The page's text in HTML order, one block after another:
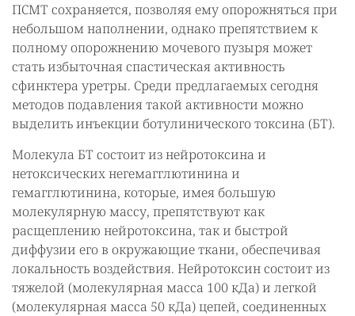
ПСМТ сохраняется, позволяя ему опорожняться при
небольшом наполнении, однако препятствием к
полному опорожнению мочевого пузыря может
стать избыточная спастическая активность
сфинктера уретры. Среди предлагаемых сегодня
методов подавления такой активности можно
выделить инъекции ботулинического токсина (БТ).
Молекула БТ состоит из нейротоксина и
нетоксических негемагглютинина и
гемагглютинина, которые, имея большую
молекулярную массу, препятствуют как
расщеплению нейротоксина, так и быстрой
диффузии его в окружающие ткани, обеспечивая
локальность воздействия. Нейротоксин состоит из
тяжелой (молекулярная масса 100 кДа) и легкой
(молекулярная масса 50 кДа) цепей, соединенных